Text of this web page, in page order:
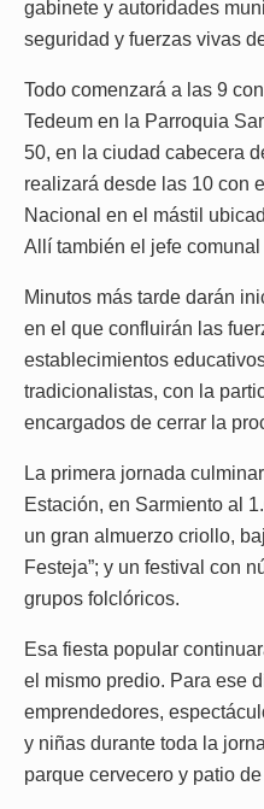
gabinete y autoridades
seguridad y fuerzas vivas
Todo comenzará a las 9
Tedeum en la Parroquia
50, en la ciudad cabecera
realizará desde las 10 con
Nacional en el mástil
Allí también el jefe
Minutos más tarde darán
en el que confluirán las
establecimientos
tradicionalistas, con la
encargados de cerrar la
La primera jornada
Estación, en Sarmiento al
un gran almuerzo criollo,
Festeja”; y un festival con
grupos folclóricos.
Esa fiesta popular
el mismo predio. Para ese
emprendedores,
y niñas durante toda la
parque cervecero y patio